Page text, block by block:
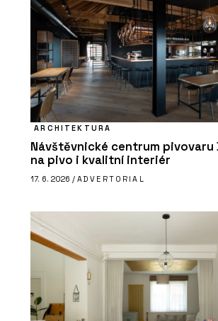
ARCHITEKTURA
Návštěvnické centrum pivovaru
na pivo i kvalitní interiér
17. 6. 2026 / ADVERTORIAL